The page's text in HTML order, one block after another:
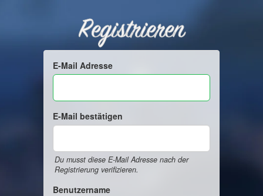
Registrieren
E-Mail Adresse
E-Mail bestätigen
Du musst diese E-Mail Adresse nach der
Registrierung verifizieren.
Benutzername